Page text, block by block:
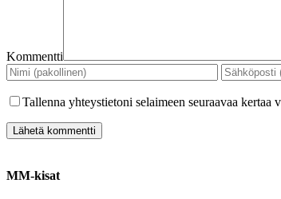
Kommentti
Tallenna yhteystietoni selaimeen seuraavaa kertaa
MM-kisat